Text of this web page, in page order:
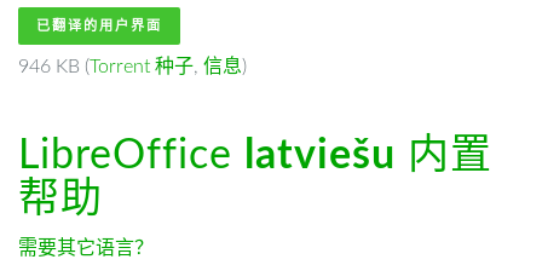
已翻译的用户界面
946 KB (Torrent 种子, 信息)
LibreOffice latviešu 内置
帮助
需要其它语言？